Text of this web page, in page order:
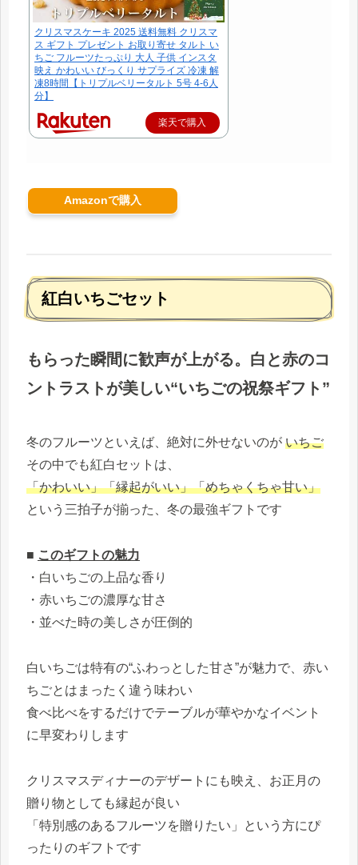
クリスマスケーキ 2025 送料無料 クリスマ
ス ギフト プレゼント お取り寄せ タルト い
ちご フルーツたっぷり 大人 子供 インスタ
映え かわいい びっくり サプライズ 冷凍 解
凍8時間【トリプルベリータルト 5号 4-6人
分】
楽天で購入
Amazonで購入
紅白いちごセット
もらった瞬間に歓声が上がる。白と赤のコ
ントラストが美しい“いちごの祝祭ギフト”
冬のフルーツといえば、絶対に外せないのが いちご
その中でも紅白セットは、
「かわいい」「縁起がいい」「めちゃくちゃ甘い」
という三拍子が揃った、冬の最強ギフトです
■ このギフトの魅力
・白いちごの上品な香り
・赤いちごの濃厚な甘さ
・並べた時の美しさが圧倒的
白いちごは特有の“ふわっとした甘さ”が魅力で、赤い
ちごとはまったく違う味わい
食べ比べをするだけでテーブルが華やかなイベント
に早変わりします
クリスマスディナーのデザートにも映え、お正月の
贈り物としても縁起が良い
「特別感のあるフルーツを贈りたい」という方にぴ
ったりのギフトです